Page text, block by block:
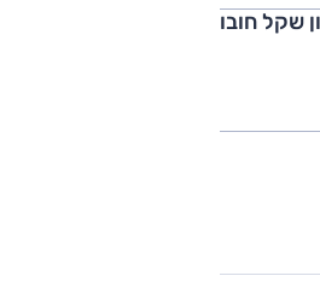
שקל חובות - וטסלה בחניה